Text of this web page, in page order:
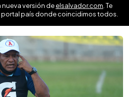
nueva versión deelsalvador.com . Te
portal país donde coincidimos todos.